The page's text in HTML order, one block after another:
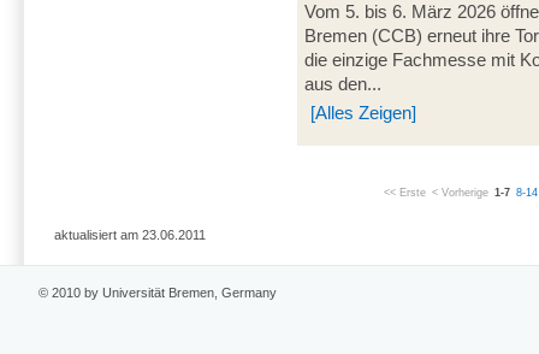
Vom 5. bis 6. März 2026
Bremen (CCB) erneut ihre
die einzige Fachmesse mit
aus den...
[Alles Zeigen]
<< Erste < Vorherige 1-7 8-14
aktualisiert am 23.06.2011
© 2010 by Universität Bremen, Germany